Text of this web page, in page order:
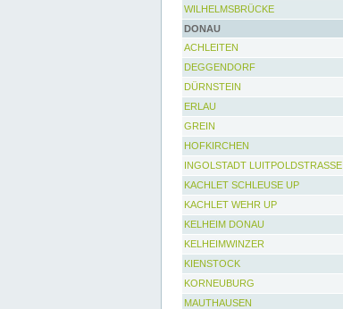
WILHELMSBRÜCKE
DONAU
ACHLEITEN
DEGGENDORF
DÜRNSTEIN
ERLAU
GREIN
HOFKIRCHEN
INGOLSTADT LUITPOLDSTRASSE
KACHLET SCHLEUSE UP
KACHLET WEHR UP
KELHEIM DONAU
KELHEIMWINZER
KIENSTOCK
KORNEUBURG
MAUTHAUSEN